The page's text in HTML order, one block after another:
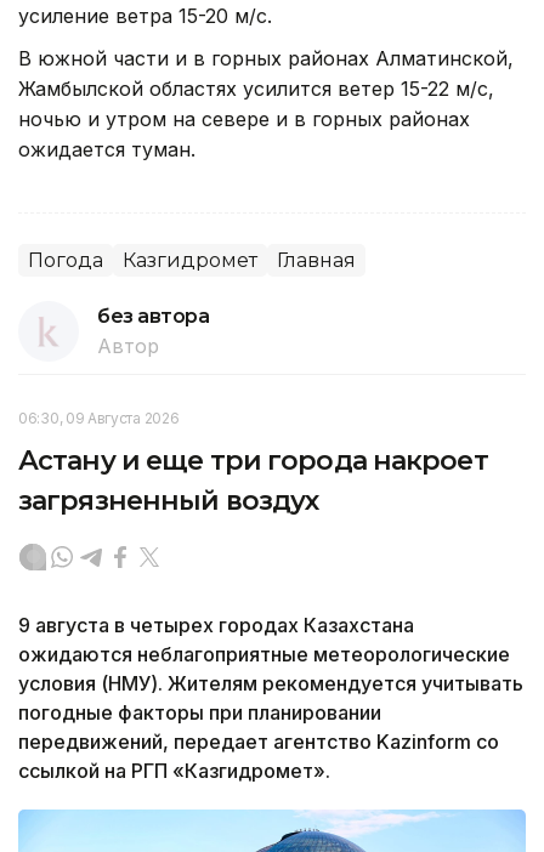
усиление ветра 15-20 м/с.
В южной части и в горных районах Алматинской,
Жамбылской областях усилится ветер 15-22 м/с,
ночью и утром на севере и в горных районах
ожидается туман.
Погода Казгидромет Главная
без автора
Автор
06:30, 09 Августа 2026
Астану и еще три города накроет
загрязненный воздух
9 августа в четырех городах Казахстана
ожидаются неблагоприятные метеорологические
условия (НМУ). Жителям рекомендуется учитывать
погодные факторы при планировании
передвижений, передает агентство Kazinform со
ссылкой на РГП «Казгидромет».